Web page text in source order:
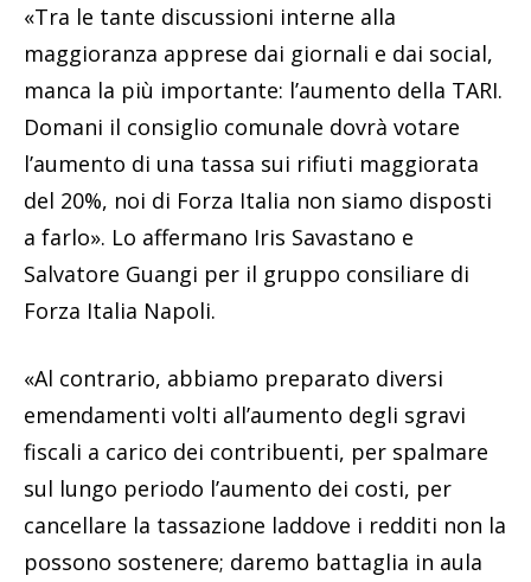
«Tra le tante discussioni interne alla
maggioranza apprese dai giornali e dai social,
manca la più importante: l’aumento della TARI.
Domani il consiglio comunale dovrà votare
l’aumento di una tassa sui rifiuti maggiorata
del 20%, noi di Forza Italia non siamo disposti
a farlo». Lo affermano Iris Savastano e
Salvatore Guangi per il gruppo consiliare di
Forza Italia Napoli.
«Al contrario, abbiamo preparato diversi
emendamenti volti all’aumento degli sgravi
fiscali a carico dei contribuenti, per spalmare
sul lungo periodo l’aumento dei costi, per
cancellare la tassazione laddove i redditi non la
possono sostenere; daremo battaglia in aula